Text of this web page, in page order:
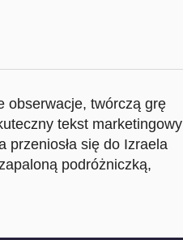
obserwacje, twórczą grę
tekst marketingowy
przeniosła się do Izraela
podróżniczką,